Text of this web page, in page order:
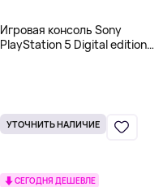
Игровая консоль Sony
PlayStation 5 Digital edition
УТОЧНИТЬ НАЛИЧИЕ
СЕГОДНЯ ДЕШЕВЛЕ